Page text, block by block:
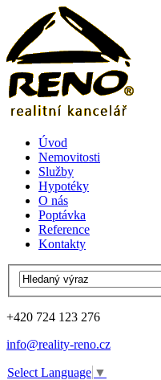
Úvod
Nemovitosti
Služby
Hypotéky
O nás
Poptávka
Reference
Kontakty
+420 724 123 276
info@reality-reno.cz
Select Language ▼